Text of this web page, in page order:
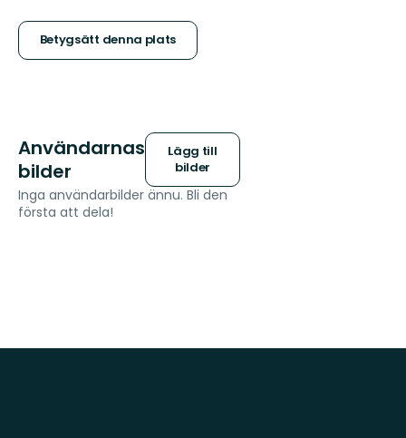
stjärnor
Betygsätt denna plats
Användarnas
bilder
Lägg till
bilder
Inga användarbilder ännu. Bli den
första att dela!